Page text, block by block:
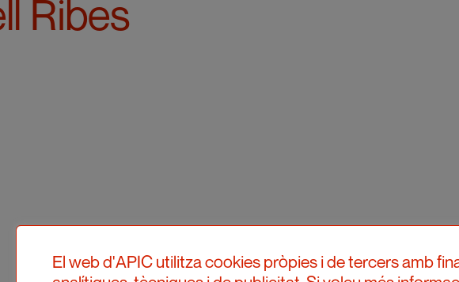
Ribes
El web d'APIC utilitza cookies pròpies i de tercers amb